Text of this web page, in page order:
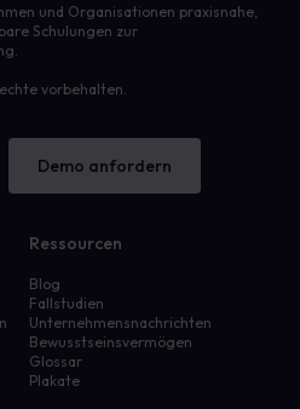
und Organisationen praxisnahe,
Schulungen zur
vorbehalten.
Demo anfordern
Ressourcen
Blog
Fallstudien
Unternehmensnachrichten
Bewusstseinsvermögen
Glossar
Plakate